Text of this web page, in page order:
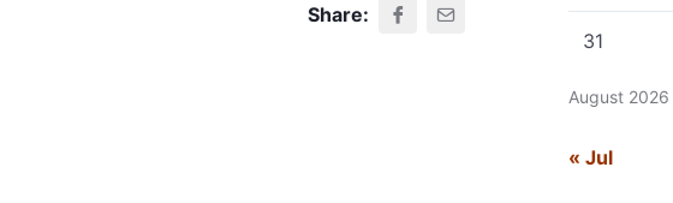
Share:
August 2026
31
« Jul